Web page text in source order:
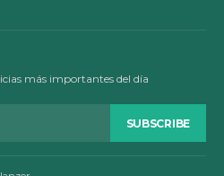
más importantes del día
SUBSCRIBE